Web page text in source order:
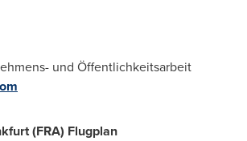
und Öffentlichkeitsarbeit
(FRA) Flugplan